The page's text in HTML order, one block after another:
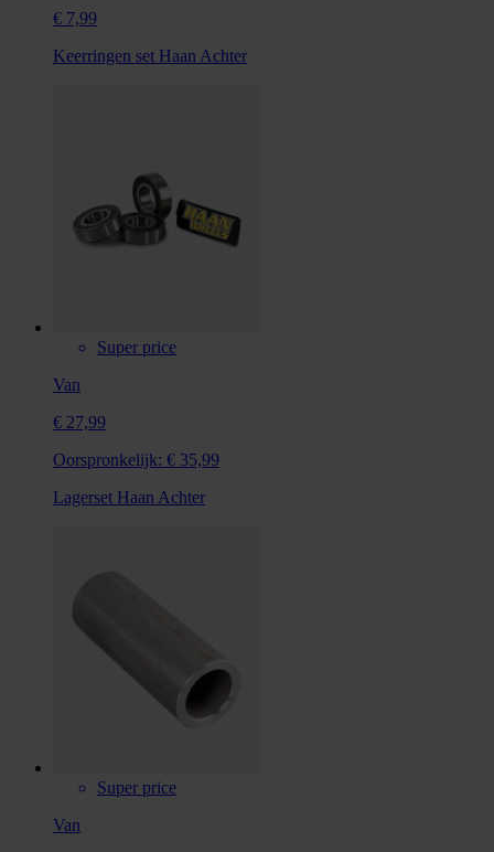
€ 7,99
Keerringen set Haan Achter
Super price
Van
€ 27,99
Oorspronkelijk: € 35,99
Lagerset Haan Achter
Super price
Van